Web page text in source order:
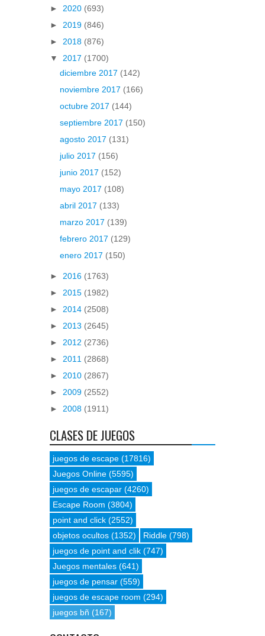
► 2020 (693)
► 2019 (846)
► 2018 (876)
▼ 2017 (1700)
diciembre 2017 (142)
noviembre 2017 (166)
octubre 2017 (144)
septiembre 2017 (150)
agosto 2017 (131)
julio 2017 (156)
junio 2017 (152)
mayo 2017 (108)
abril 2017 (133)
marzo 2017 (139)
febrero 2017 (129)
enero 2017 (150)
► 2016 (1763)
► 2015 (1982)
► 2014 (2508)
► 2013 (2645)
► 2012 (2736)
► 2011 (2868)
► 2010 (2867)
► 2009 (2552)
► 2008 (1911)
CLASES DE JUEGOS
juegos de escape (17816)
Juegos Online (5595)
juegos de escapar (4260)
Escape Room (3804)
point and click (2552)
objetos ocultos (1352) Riddle (798)
juegos de point and clik (747)
Juegos mentales (641)
juegos de pensar (559)
juegos de escape room (294)
juegos bñ (167)